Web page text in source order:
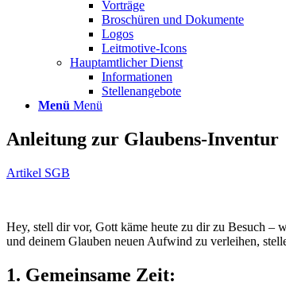
Vorträge
Broschüren und Dokumente
Logos
Leitmotive-Icons
Hauptamtlicher Dienst
Informationen
Stellenangebote
Menü Menü
Anleitung zur Glaubens-Inventur
Artikel SGB
Hey, stell dir vor, Gott käme heute zu dir zu Besuch –
und deinem Glauben neuen Aufwind zu verleihen,
1. Gemeinsame Zeit: